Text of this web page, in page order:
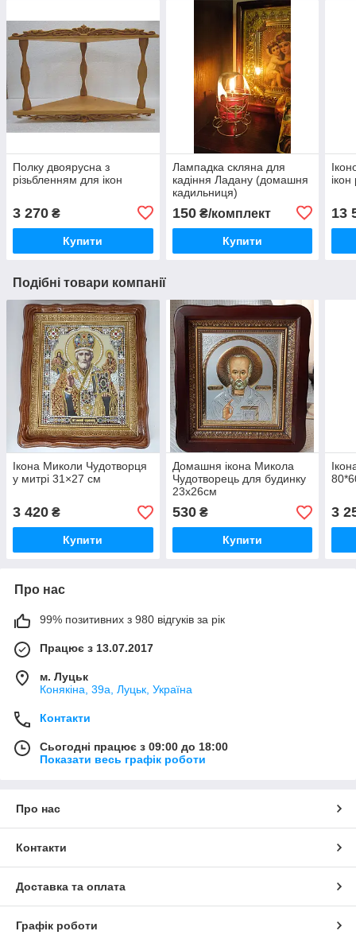
Полку двоярусна з
різьбленням для ікон
3 270 ₴
Купити
Лампадка скляна для
кадіння Ладану (домашня
кадильниця)
150₴/комплект
Купити
13
Подібні товари компанії
Ікона Миколи Чудотворця
у митрі 31×27 см
3 420 ₴
Купити
Домашня ікона Микола
Чудотворець для будинку
23х26см
530₴
Купити
3
Про нас
99% позитивних з 980 відгуків за рік
Працює з 13.07.2017
м. Луцьк
Конякіна, 39а, Луцьк, Україна
Контакти
Сьогодні працює з 09:00 до 18:00
Показати весь графік роботи
Про нас
Контакти
Доставка та оплата
Графік роботи